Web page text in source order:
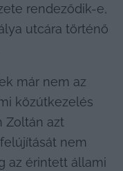
rendeződik-e,
utcára történő
már nem az
közútkezelés
Zoltán azt
nem
az érintett állami